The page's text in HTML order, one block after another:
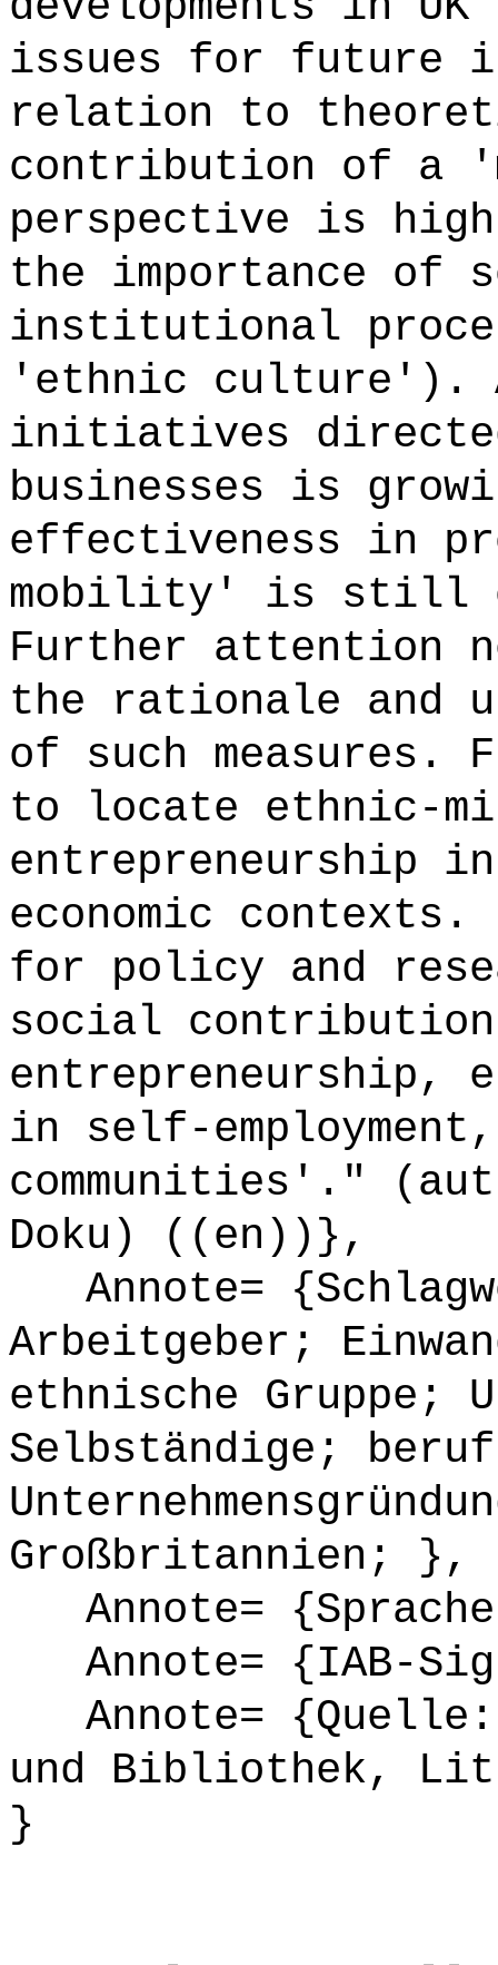
issues for future
relation to
contribution of a
perspective is
the importance of
institutional
'ethnic culture').
initiatives
businesses is
effectiveness in
mobility' is still
Further attention
the rationale and
of such measures.
to locate ethnic-
entrepreneurship
economic
for policy and
social
entrepreneurship,
in self-
communities'."
Doku) ((en))},
Annote=
Arbeitgeber;
ethnische Gruppe;
Selbständige;
Großbritannien; },
Annote=
Annote= {IAB-
Annote= {Quelle:
und Bibliothek,
}